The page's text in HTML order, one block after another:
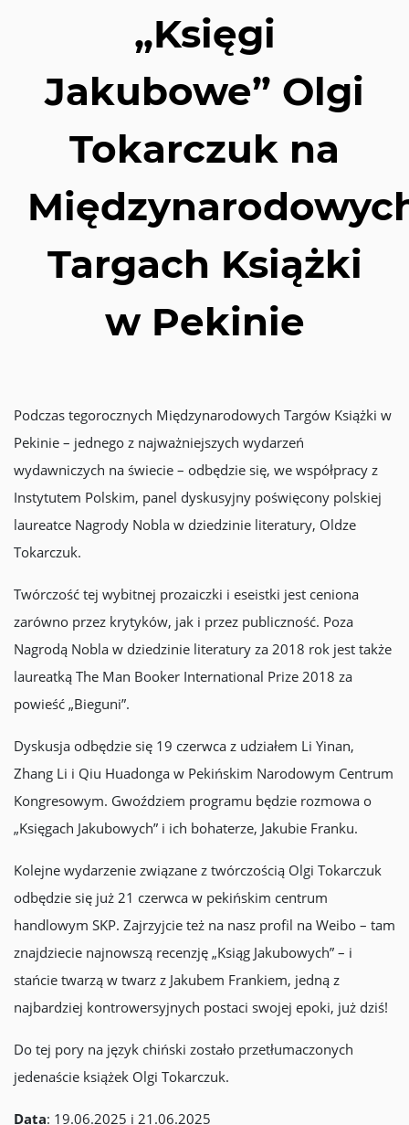
„Księgi
Jakubowe” Olgi
Tokarczuk na
Targach Książki
w Pekinie
Podczas tegorocznych Międzynarodowych Targów Książki w
Pekinie – jednego z najważniejszych wydarzeń
wydawniczych na świecie – odbędzie się, we współpracy z
Instytutem Polskim, panel dyskusyjny poświęcony polskiej
laureatce Nagrody Nobla w dziedzinie literatury, Oldze
Tokarczuk.
Twórczość tej wybitnej prozaiczki i eseistki jest ceniona
zarówno przez krytyków, jak i przez publiczność. Poza
Nagrodą Nobla w dziedzinie literatury za 2018 rok jest także
laureatką The Man Booker International Prize 2018 za
powieść „Bieguni”.
Dyskusja odbędzie się 19 czerwca z udziałem Li Yinan,
Zhang Li i Qiu Huadonga w Pekińskim Narodowym Centrum
Kongresowym. Gwoździem programu będzie rozmowa o
„Księgach Jakubowych” i ich bohaterze, Jakubie Franku.
Kolejne wydarzenie związane z twórczością Olgi Tokarczuk
odbędzie się już 21 czerwca w pekińskim centrum
handlowym SKP. Zajrzyjcie też na nasz profil na Weibo – tam
znajdziecie najnowszą recenzję „Ksiąg Jakubowych” – i
stańcie twarzą w twarz z Jakubem Frankiem, jedną z
najbardziej kontrowersyjnych postaci swojej epoki, już dziś!
Do tej pory na język chiński zostało przetłumaczonych
jedenaście książek Olgi Tokarczuk.
Data: 19.06.2025 i 21.06.2025